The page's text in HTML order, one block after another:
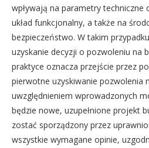
wpływają na parametry
układ funkcjonalny, a także na
bezpieczeństwo. W takim
uzyskanie decyzji o pozwoleniu na
praktyce oznacza przejście przez
pierwotne uzyskiwanie pozwolenia
uwzględnieniem wprowadzonych
będzie nowe, uzupełnione projekt
zostać sporządzony przez
wszystkie wymagane opinie,